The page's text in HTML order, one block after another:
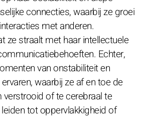
connecties, waarbij ze groei
met anderen.
ze straalt met haar intellectuele
Echter,
van onstabiliteit en
waarbij ze af en toe de
of te cerebraal te
tot oppervlakkigheid of